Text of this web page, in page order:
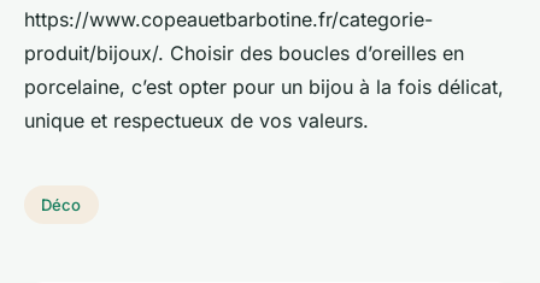
https://www.copeauetbarbotine.fr/categorie-
produit/bijoux/. Choisir des boucles d’oreilles en
porcelaine, c’est opter pour un bijou à la fois délicat,
unique et respectueux de vos valeurs.
Déco